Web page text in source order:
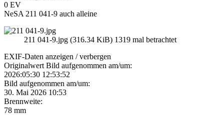
0 EV
NeSA 211 041-9 auch alleine
211 041-9.jpg (316.34 KiB) 1319 mal betrachtet
EXIF-Daten anzeigen / verbergen
Originalwert Bild aufgenommen am/um:
2026:05:30 12:53:52
Bild aufgenommen am/um:
30. Mai 2026 10:53
Brennweite:
78 mm